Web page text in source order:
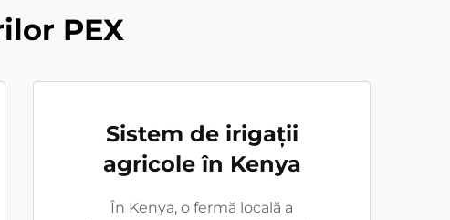
PEX
Sistem de irigații
agricole în Kenya
În Kenya, o fermă locală a